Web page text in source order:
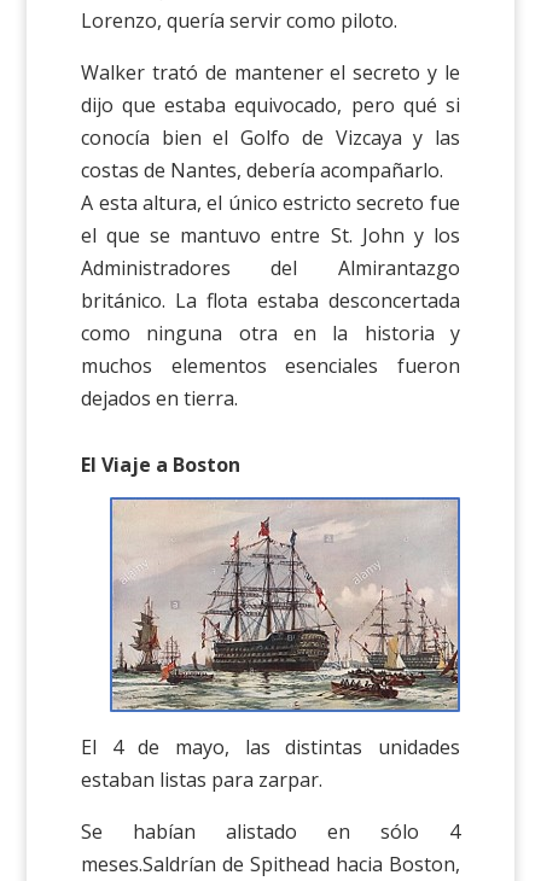
Lorenzo, quería servir como piloto.
Walker trató de mantener el secreto y le
dijo que estaba equivocado, pero qué si
conocía bien el Golfo de Vizcaya y las
costas de Nantes, debería acompañarlo.
A esta altura, el único estricto secreto fue
el que se mantuvo entre St. John y los
Administradores del Almirantazgo
británico. La flota estaba desconcertada
como ninguna otra en la historia y
muchos elementos esenciales fueron
dejados en tierra.
El Viaje a Boston
El 4 de mayo, las distintas unidades
estaban listas para zarpar.
Se habían alistado en sólo 4
meses.Saldrían de Spithead hacia Boston,